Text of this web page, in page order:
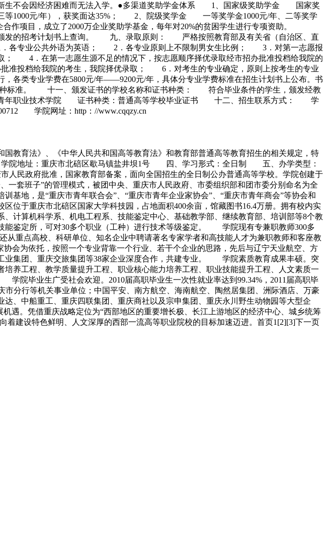
新生不会因经济困难而无法入学。●多渠道奖助学金体系 1、国家级奖助学金 国家奖
三等1000元/年），获奖面达35%； 2、院级奖学金 一等奖学金1000元/年、二等奖学
项目，成立了2000万企业奖助学基金，每年对20%的贫困学生进行专项资助。
颁发的招考计划书上查询。 九、录取原则： 严格按照教育部及有关省（自治区、直
各专业公共外语为英语； 2．各专业原则上不限制男女生比例； 3．对第一志愿报
； 4．在第一志愿生源不足的情况下，按志愿顺序择优录取经市招办批准投档给我院的
准投档给我院的考生，我院择优录取； 6．对考生的专业确定，原则上按考生的专业
类专业学费在5800元/年——9200元/年，具体分专业学费标准在招生计划书上公布。书
种标准。 十一、颁发证书的学校名称和证书种类： 符合毕业条件的学生，颁发经教
青年职业技术学院 证书种类：普通高等学校毕业证书 十二、招生联系方式： 学
学院网址：http：//www.cqqzy.cn
育法》、《中华人民共和国高等教育法》和教育部普通高等教育招生的相关规定，特
地址：重庆市北碚区歇马镇盐井坝1号 四、学习形式：全日制 五、办学类型：
民政府批准，国家教育部备案，面向全国招生的全日制公办普通高等学校。学院创建于
一套班子”的管理模式，被团中央、重庆市人民政府、市委组织部和团市委分别命名为全
基地，是“重庆市青年联合会”、“重庆市青年企业家协会”、“重庆市青年商会”等协会和
于重庆市北碚区国家大学科技园，占地面积400余亩，馆藏图书16.4万册。拥有校内实
算机科学系、机电工程系、技能鉴定中心、基础教学部、继续教育部、培训部等8个教
能鉴定所，可对30多个职业（工种）进行技术等级鉴定。 学院现有专兼职教师300多
从重点高校、科研单位、知名企业中聘请著名专家学者和高技能人才为兼职教师和客座教
为依托，按照一个专业背靠一个行业、若干个企业的思路，先后与辽宁天业航空、方
业集团、重庆交旅集团等38家企业深度合作，共建专业。 学院素质教育成果丰硕。突
养工程、教学质量提升工程、职业核心能力培养工程、职业技能提升工程、人文素质一
院毕业生广受社会欢迎。2010届高职毕业生一次性就业率达到99.34%，2011届高职毕
分行等机关事业单位；中国平安、南方航空、海南航空、陶然居集团、洲际酒店、万豪
、中船重工、重庆四联集团、重庆商社以及宗申集团、重庆永川野生动物园等大型企
。凭借重庆战略定位为“西部地区的重要增长极、长江上游地区的经济中心、城乡统筹
着建设特色鲜明、人文深厚的西部一流高等职业院校的目标加速迈进。首页1[2][3]下一页